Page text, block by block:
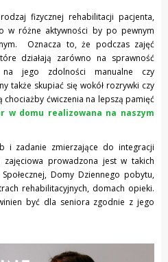
fizycznej rehabilitacji pacjenta,
w różne aktywności by po pewnym
Oznacza to, że podczas zajęć
działają zarówno na sprawność
jego zdolności manualne czy
także skupiać się wokół rozrywki czy
ćwiczenia na lepszą pamięć
w domu realizowana na naszym
i zadanie zmierzające do integracji
prowadzona jest w takich
Domy Dziennego pobytu,
rehabilitacyjnych, domach opieki.
być dla seniora zgodnie z jego